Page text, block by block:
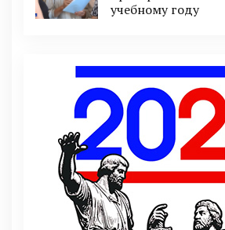
учебному году